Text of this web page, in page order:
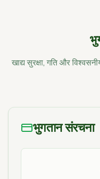
खाद्य सुरक्षा, गति और
भुगतान संरचना